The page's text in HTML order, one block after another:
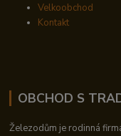
Velkoobchod
Kontakt
OBCHOD S
Železodům je rodinná